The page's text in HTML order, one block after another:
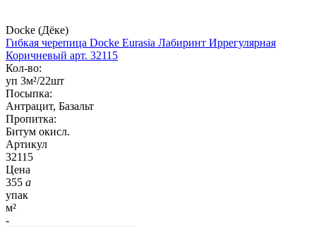
Docke (Дёке)
Гибкая черепица Docke Eurasia Лабиринт Иррегулярная
Коричневый арт. 32115
Кол-во:
уп 3м²/22шт
Посыпка:
Антрацит, Базальт
Пропитка:
Битум окисл.
Артикул
32115
Цена
355 a
упак
м²
-